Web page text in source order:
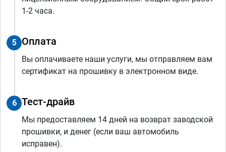
1-2 часа.
5 Оплата
Вы оплачиваете наши услуги, мы отправляем вам
сертификат на прошивку в электронном виде.
6 Тест-драйв
Мы предоставляем 14 дней на возврат заводской
прошивки, и денег (если ваш автомобиль
исправен).